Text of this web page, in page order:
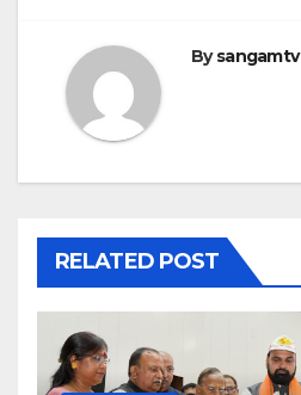
Bysangamtv
RELATED POST